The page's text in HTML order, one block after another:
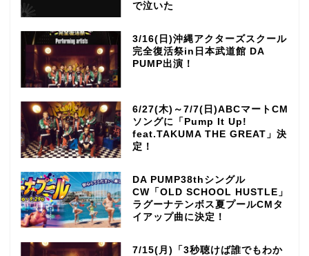
で泣いた
3/16(日)沖縄アクターズスクール
完全復活祭in日本武道館 DA
PUMP出演！
6/27(木)～7/7(日)ABCマートCM
ソングに「Pump It Up!
feat.TAKUMA THE GREAT」決
定！
DA PUMP38thシングル
CW「OLD SCHOOL HUSTLE」
ラグーナテンボス夏プールCMタ
イアップ曲に決定！
7/15(月)「3秒聴けば誰でもわか